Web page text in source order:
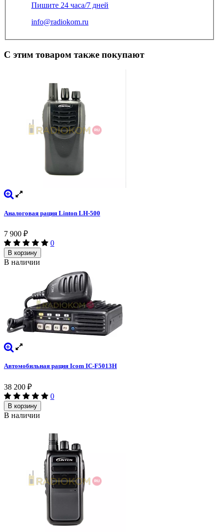
Пишите 24 часа/7 дней
info@radiokom.ru
С этим товаром также покупают
Аналоговая рация Linton LH-500
7 900 ₽
0
В корзину
В наличии
Автомобильная рация Icom IC-F5013H
38 200 ₽
0
В корзину
В наличии